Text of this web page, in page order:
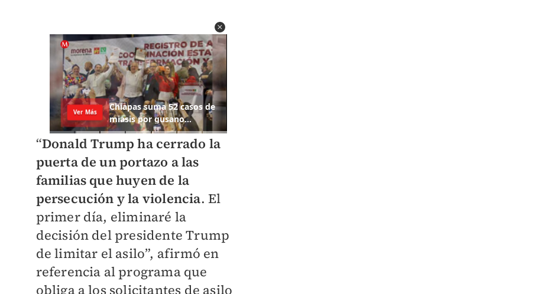
“Donald Trump ha cerrado la
puerta de un portazo a las
familias que huyen de la
persecución y la violencia. El
primer día, eliminaré la
decisión del presidente Trump
de limitar el asilo”, afirmó en
referencia al programa que
obliga a los solicitantes de asilo